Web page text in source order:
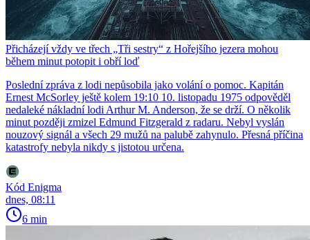
Přicházejí vždy ve třech „Tři sestry“ z Hořejšího jezera mohou
během minut potopit i obří loď
Poslední zpráva z lodi nepůsobila jako volání o pomoc. Kapitán
Ernest McSorley ještě kolem 19:10 10. listopadu 1975 odpověděl
nedaleké nákladní lodi Arthur M. Anderson, že se drží. O několik
minut později zmizel Edmund Fitzgerald z radaru. Nebyl vyslán
nouzový signál a všech 29 mužů na palubě zahynulo. Přesná příčina
katastrofy nebyla nikdy s jistotou určena.
Kód Enigma
dnes, 08:11
6 min